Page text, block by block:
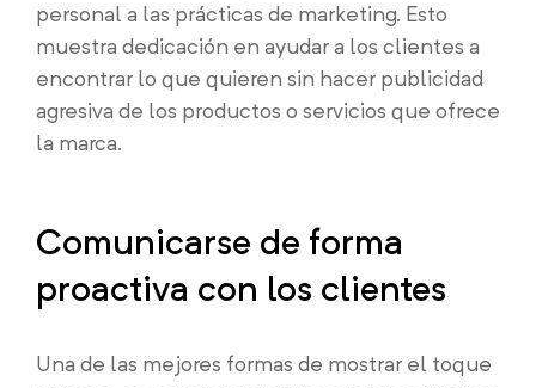
personal a las prácticas de marketing. Esto
muestra dedicación en ayudar a los clientes a
encontrar lo que quieren sin hacer publicidad
agresiva de los productos o servicios que ofrece
la marca.
Comunicarse de forma
proactiva con los clientes
Una de las mejores formas de mostrar el toque